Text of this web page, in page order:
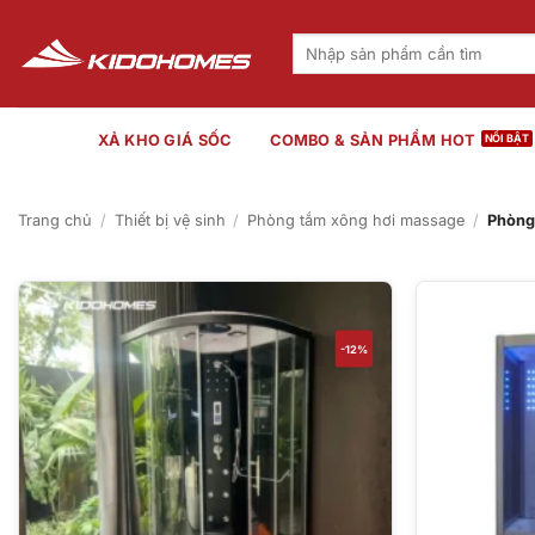
nội
dung
Tìm
XẢ KHO GIÁ SỐC COMBO & SẢN PHẨM HOT
Trang chủ / Thiết bị vệ sinh / Phòng tắm xông hơi massage /
-12%